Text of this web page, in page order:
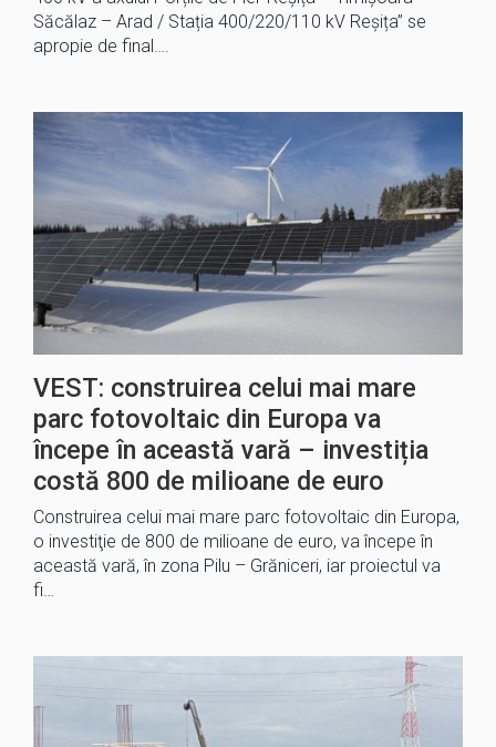
Săcălaz – Arad / Stația 400/220/110 kV Reșița” se
apropie de final….
VEST: construirea celui mai mare
parc fotovoltaic din Europa va
începe în această vară – investiția
costă 800 de milioane de euro
Construirea celui mai mare parc fotovoltaic din Europa,
o investiţie de 800 de milioane de euro, va începe în
această vară, în zona Pilu – Grăniceri, iar proiectul va
fi…